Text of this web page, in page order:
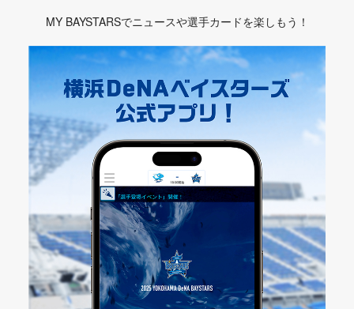
MY BAYSTARSでニュースや選手カードを楽しもう！